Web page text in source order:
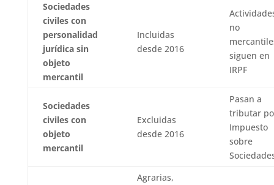
Sociedades
civiles con
personalidad
jurídica sin
objeto
mercantil
Incluidas
desde 2016
no
siguen en
IRPF
Sociedades
civiles con
objeto
mercantil
Excluidas
desde 2016
Pasan a
tributar
Impuesto
sobre
Agrarias,